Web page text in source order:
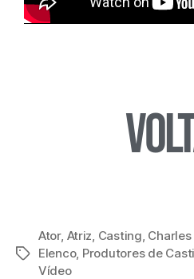
Ator, Atriz Casting
Elenco, Produtores de
Vídeo